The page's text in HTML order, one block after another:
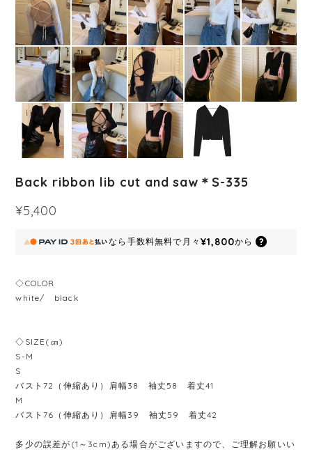
Back ribbon lib cut and saw＊S-335
¥5,400
なら 手数料無料で 月々 ¥1,800から
◇COLOR
white/ black
◇SIZE(㎝)
S-M
S
バスト72（伸縮あり）肩幅38 袖丈58 着丈41
M
バスト76（伸縮あり）肩幅39 袖丈59 着丈42
多少の誤差が(1～3cm)ある場合がございますので、ご理解お願いい